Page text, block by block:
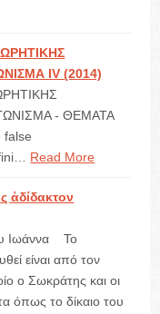
IV (2014)
- ΘΕΜΑΤΑ
false
Read More
ἀδίδακτον
Ιωάννα Το
είναι από τον
ο Σωκράτης και οι
όπως το δίκαιο του